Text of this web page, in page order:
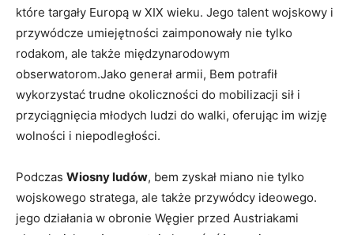
które targały Europą w XIX wieku. Jego talent ⁢wojskowy ‌i
przywódcze umiejętności zaimponowały nie tylko
rodakom, ale także międzynarodowym⁣
obserwatorom.Jako generał armii, Bem potrafił
wykorzystać trudne okoliczności‍ do mobilizacji sił⁤ i
przyciągnięcia młodych ludzi do ⁤walki, ​oferując im wizję
wolności i‌ niepodległości.
Podczas Wiosny ludów, bem zyskał miano nie ⁤tylko‌
wojskowego stratega, ale także przywódcy ideowego.
jego działania w obronie Węgier przed Austriakami